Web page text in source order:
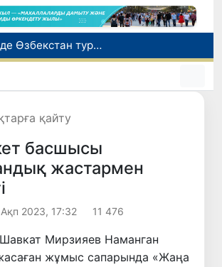
Мүмкіндігі шектеулі талапкерлерге қабылдау емтихандарында қосымша уақыт беріледі
Беларусьтен Өзбекстанға екінші тікелей жүк пойызы жөнелтілді
қайту
басшысы
жастармен
2023, 17:32 11 476
Мирзияев Наманган
жұмыс сапарында «Жаңа